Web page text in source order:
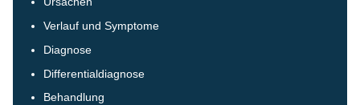
Verlauf und Symptome
Diagnose
Differentialdiagnose
Behandlung